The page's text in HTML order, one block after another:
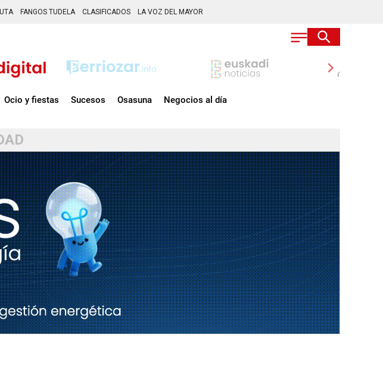
FANGOS TUDELA CLASIFICADOS LA VOZ DEL MAYOR
chevron_right
Ocio y fiestas Sucesos Osasuna Negocios al día